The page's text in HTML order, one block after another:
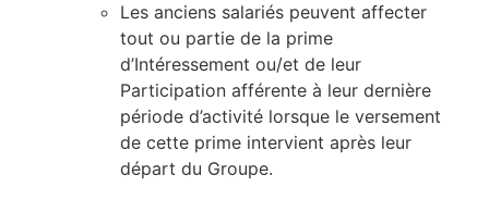
Les anciens salariés peuvent affecter
tout ou partie de la prime
d’Intéressement ou/et de leur
Participation afférente à leur dernière
période d’activité lorsque le versement
de cette prime intervient après leur
départ du Groupe.